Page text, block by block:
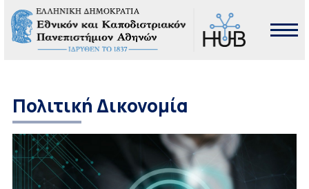
Πολιτική Δικονομία